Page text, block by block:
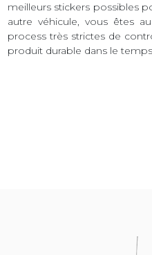
meilleurs stickers possibles
autre véhicule, vous êtes
process très strictes de
produit durable dans le